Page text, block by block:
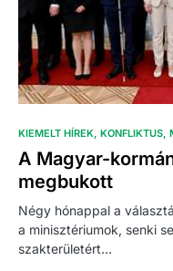
KIEMELT HÍREK KONFLIKTUS
A Magyar-
megbukott
Négy hónappal a
a minisztériumok, senki
szakterületért…